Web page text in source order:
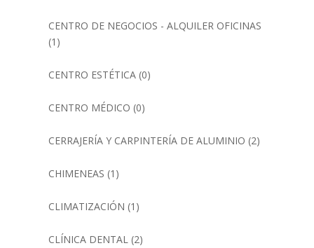
CENTRO DE NEGOCIOS - ALQUILER OFICINAS
(1)
CENTRO ESTÉTICA(0)
CENTRO MÉDICO (0)
CERRAJERÍA Y CARPINTERÍA DE ALUMINIO (2)
CHIMENEAS (1)
CLIMATIZACIÓN (1)
CLÍNICA DENTAL(2)